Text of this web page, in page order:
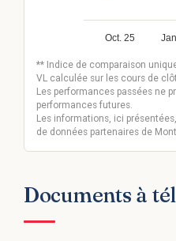
Oct. 25
** Indice de comparaison
VL calculée sur les cours de
Les performances passées ne
performances futures.
Les informations, ici
de données partenaires de
Documents à